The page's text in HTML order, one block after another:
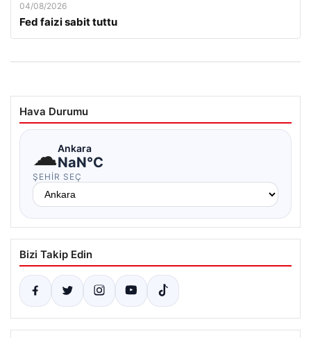
04/08/2026
Fed faizi sabit tuttu
Hava Durumu
☁Ankara
NaN°C
ŞEHIR SEÇ
Bizi Takip Edin